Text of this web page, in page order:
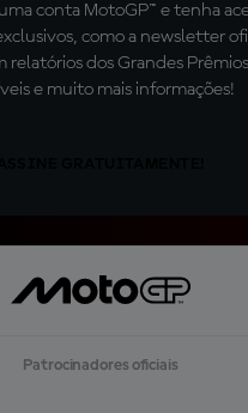
conta MotoGP™ e tenha
como a newsletter
relatórios dos Grandes
e muito mais informações!
Patrocinadores oficiais